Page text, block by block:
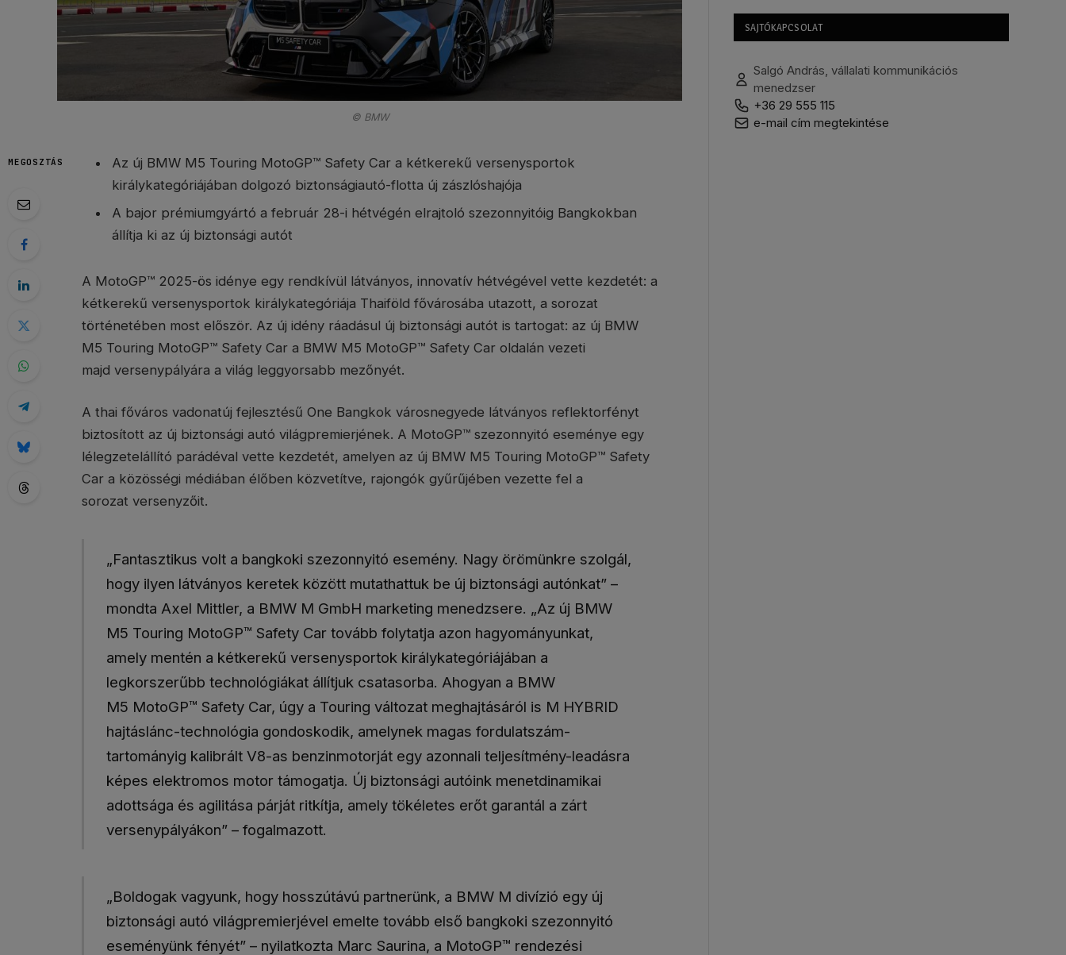
© BMW
MEGOSZTÁS
Az új BMW M5 Touring MotoGP™ Safety Car a kétkerekű versenysportok
királykategóriájában dolgozó biztonságiautó-flotta új zászlóshajója
A bajor prémiumgyártó a február 28-i hétvégén elrajtoló szezonnyitóig Bangkokban
állítja ki az új biztonsági autót
A MotoGP™ 2025-ös idénye egy rendkívül látványos, innovatív hétvégével vette kezdetét: a
kétkerekű versenysportok királykategóriája Thaiföld fővárosába utazott, a sorozat
történetében most először. Az új idény ráadásul új biztonsági autót is tartogat: az új BMW
M5 Touring MotoGP™ Safety Car a BMW M5 MotoGP™ Safety Car oldalán vezeti
majd versenypályára a világ leggyorsabb mezőnyét.
A thai főváros vadonatúj fejlesztésű One Bangkok városnegyede látványos reflektorfényt
biztosított az új biztonsági autó világpremierjének. A MotoGP™ szezonnyitó eseménye egy
lélegzetelállító parádéval vette kezdetét, amelyen az új BMW M5 Touring MotoGP™ Safety
Car a közösségi médiában élőben közvetítve, rajongók gyűrűjében vezette fel a
sorozat versenyzőit.
„Fantasztikus volt a bangkoki szezonnyitó esemény. Nagy örömünkre szolgál,
hogy ilyen látványos keretek között mutathattuk be új biztonsági autónkat” –
mondta Axel Mittler, a BMW M GmbH marketing menedzsere. „Az új BMW
M5 Touring MotoGP™ Safety Car tovább folytatja azon hagyományunkat,
amely mentén a kétkerekű versenysportok királykategóriájában a
legkorszerűbb technológiákat állítjuk csatasorba. Ahogyan a BMW
M5 MotoGP™ Safety Car, úgy a Touring változat meghajtásáról is M HYBRID
hajtáslánc-technológia gondoskodik, amelynek magas fordulatszám-
tartományig kalibrált V8-as benzinmotorját egy azonnali teljesítmény-leadásra
képes elektromos motor támogatja. Új biztonsági autóink menetdinamikai
adottsága és agilitása párját ritkítja, amely tökéletes erőt garantál a zárt
versenypályákon” – fogalmazott.
„Boldogak vagyunk, hogy hosszútávú partnerünk, a BMW M divízió egy új
biztonsági autó világpremierjével emelte tovább első bangkoki szezonnyitó
eseményünk fényét” – nyilatkozta Marc Saurina, a MotoGP™ rendezési
SAJTÓKAPCSOLAT
Salgó András, vállalati kommunikációs
menedzser
+36 29 555 115
e-mail cím megtekintése